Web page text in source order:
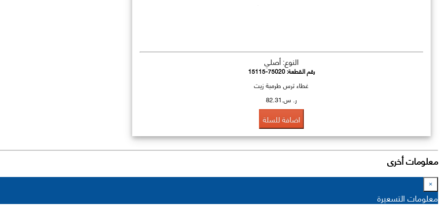
النوع: أصلي
رقم القطعة:15115-75020
غطاء ترس طرمبة زيت
ر. س.82.31
اضافة للسلة
معلومات أخرى
×
معلومات التسعيرة